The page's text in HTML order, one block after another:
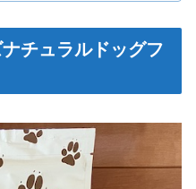
チュラルドッグフ